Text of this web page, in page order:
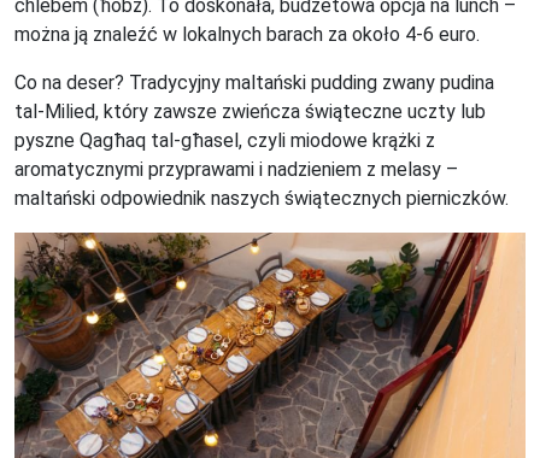
chlebem (ħobż). To doskonała, budżetowa opcja na lunch –
można ją znaleźć w lokalnych barach za około 4-6 euro.
Co na deser? Tradycyjny maltański pudding zwany pudina
tal-Milied, który zawsze zwieńcza świąteczne uczty lub
pyszne Qagħaq tal-għasel, czyli miodowe krążki z
aromatycznymi przyprawami i nadzieniem z melasy –
maltański odpowiednik naszych świątecznych pierniczków.